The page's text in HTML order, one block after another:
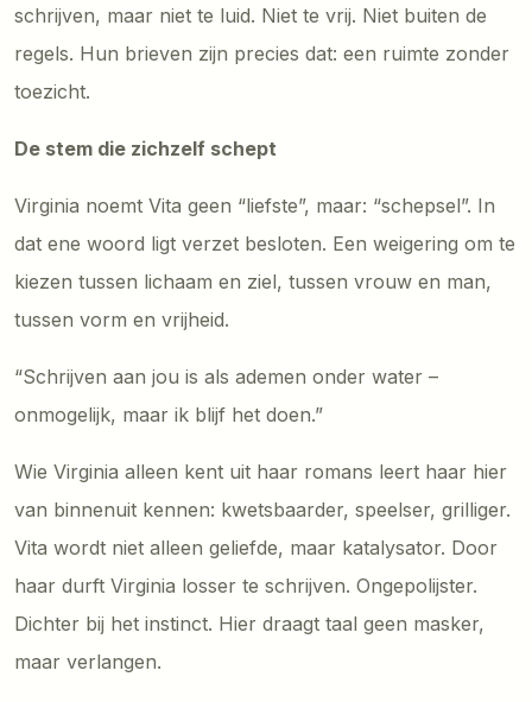
schrijven, maar niet te luid. Niet te vrij. Niet buiten de
regels. Hun brieven zijn precies dat: een ruimte zonder
toezicht.
De stem die zichzelf schept
Virginia noemt Vita geen “liefste”, maar: “schepsel”. In
dat ene woord ligt verzet besloten. Een weigering om te
kiezen tussen lichaam en ziel, tussen vrouw en man,
tussen vorm en vrijheid.
“Schrijven aan jou is als ademen onder water –
onmogelijk, maar ik blijf het doen.”
Wie Virginia alleen kent uit haar romans leert haar hier
van binnenuit kennen: kwetsbaarder, speelser, grilliger.
Vita wordt niet alleen geliefde, maar katalysator. Door
haar durft Virginia losser te schrijven. Ongepolijster.
Dichter bij het instinct. Hier draagt taal geen masker,
maar verlangen.